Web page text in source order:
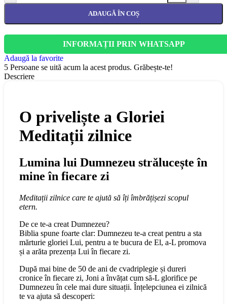
ADAUGĂ ÎN COȘ
INFORMAȚII PRIN WHATSAPP
Adaugă la favorite
5 Persoane se uită acum la acest produs. Grăbește-te!
Descriere
O priveliște a Gloriei
Meditații zilnice
Lumina lui Dumnezeu strălucește în
mine în fiecare zi
Meditații zilnice care te ajută să îți îmbrățișezi scopul
etern.
De ce te-a creat Dumnezeu?
Biblia spune foarte clar: Dumnezeu te-a creat pentru a sta
mărturie gloriei Lui, pentru a te bucura de El, a-L promova
și a arăta prezența Lui în fiecare zi.
După mai bine de 50 de ani de cvadriplegie și dureri
cronice în fiecare zi, Joni a învățat cum să-L glorifice pe
Dumnezeu în cele mai dure situații. Înțelepciunea ei zilnică
te va ajuta să descoperi: